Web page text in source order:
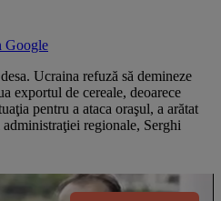
Google
Ucraina refuză să demineze
exportul de cereale, deoarece
pentru a ataca oraşul, a arătat
regionale, Serghi